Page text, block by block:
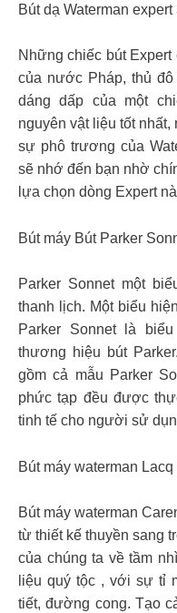
Bút dạ Waterman
Những chiếc bút Expert
của nước Pháp, thủ
dáng dấp của một
nguyên vật liệu tốt
sự phô trương của
sẽ nhớ đến bạn nhờ
lựa chọn dòng Expert
Bút máy Bút Parker
Parker Sonnet một
thanh lịch. Một biểu
Parker Sonnet là
thương hiệu bút
gồm cả mẫu Parker
phức tạp đều được
tinh tế cho người sử
Bút máy waterman
Bút máy waterman
từ thiết kế thuyền sang
của chúng ta về tầm
liệu quý tộc , với sự tỉ
tiết, đường cong. Tạo